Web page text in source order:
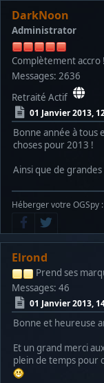
DarkNoon
Administrator
Complètement accro !
Messages: 2636
Retraité Actif
01 Janvier 2013,
Bonne année à tous
choses pour 2013 !
Ainsi que de
Héberger votre OGSpy :
Elrond
Prend ses
Messages: 46
01 Janvier 2013,
Bonne et heureuse
Et un grand merci
plein de temps pour